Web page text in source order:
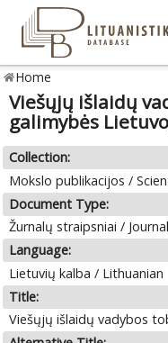
Home
Viešųjų išlaidų
galimybės
Collection:
Mokslo publikacijos /
Document Type:
Žurnalų straipsniai /
Language:
Lietuvių kalba / Lithuanian
Title:
Viešųjų išlaidų vadybos